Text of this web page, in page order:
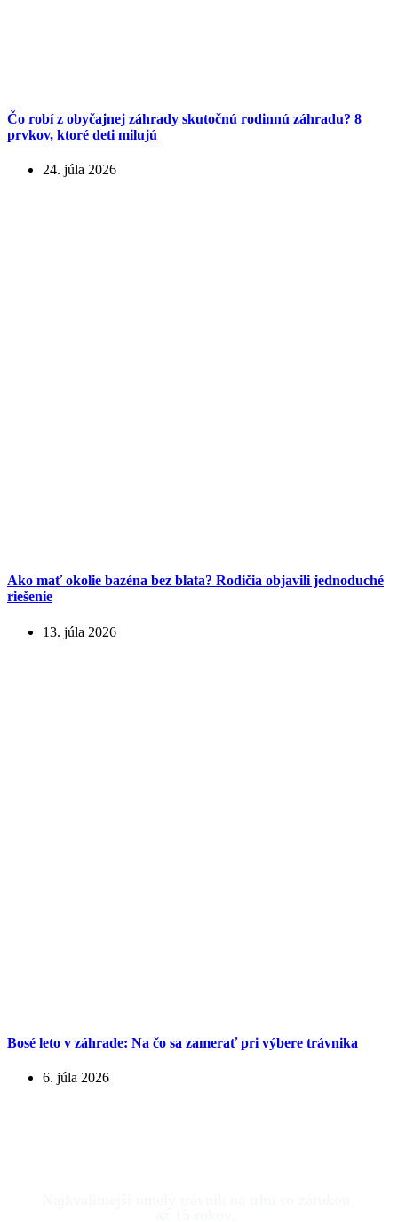
Čo robí z obyčajnej záhrady skutočnú rodinnú záhradu? 8
prvkov, ktoré deti milujú
24. júla 2026
Ako mať okolie bazéna bez blata? Rodičia objavili jednoduché
riešenie
13. júla 2026
Bosé leto v záhrade: Na čo sa zamerať pri výbere trávnika
6. júla 2026